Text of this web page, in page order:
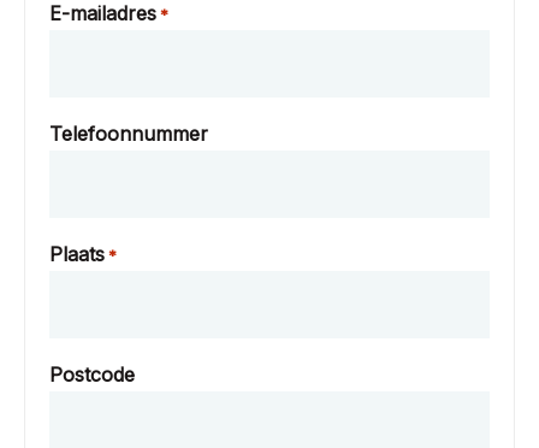
E-mailadres *
Telefoonnummer
Plaats *
Postcode